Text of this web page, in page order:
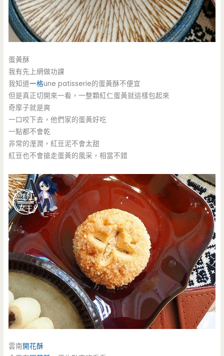
蛋黃酥
我有先上網做功課
我知道一格une patisserie的蛋黃酥不便宜
但是真正切開來一看，一整顆紅仁蛋黃就這樣包起來
奇摩子就是爽
一口咬下去，他們家的蛋黃好吃
一點都不會乾
非常的溼潤，紅豆泥不會太甜
紅豆也不會搶走蛋黃的風采，相當不錯
雲南開花酥